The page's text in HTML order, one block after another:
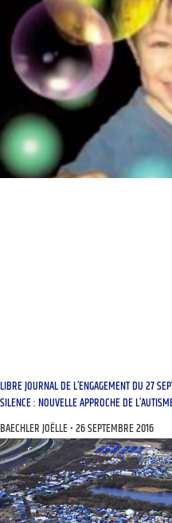
LIBRE JOURNAL DE L’ENGAGEMENT DU 27
SILENCE : NOUVELLE APPROCHE DE
BAECHLER JOËLLE 26 SEPTEMBRE 2016